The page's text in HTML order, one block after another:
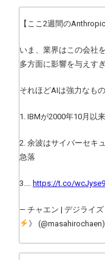
【ここ2週間の
いま、業界はこの会社
多方面に影響を与えす
それほどAIは強力なも
1. IBMが2000年10月以
2. 余波はサイバーセキ
急落
3.… https://t.co/
— チャエン | デジライ
》 (@masahirochaen)